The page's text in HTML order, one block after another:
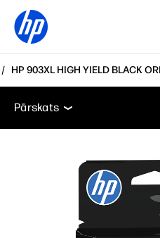
HP 903XL HIGH YIELD BLACK
Pārskats Funkcijas
Pārskats